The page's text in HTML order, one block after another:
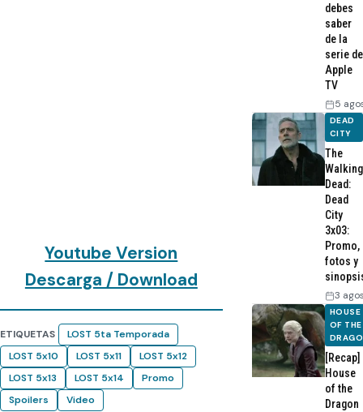
Youtube Version
Descarga / Download
ETIQUETAS
LOST 5ta Temporada
LOST 5x10
LOST 5x11
LOST 5x12
LOST 5x13
LOST 5x14
Promo
Spoilers
Video
debes
saber
de la
serie de
Apple
TV
5
DEAD
CITY
The
Walking
Dead:
Dead
City
3x03:
Promo,
fotos y
3
HOUSE
OF THE
[Recap]
House
of the
Dragon